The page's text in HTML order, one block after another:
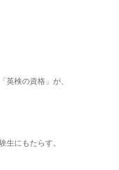
英検の資格」が、
生にもたらす。